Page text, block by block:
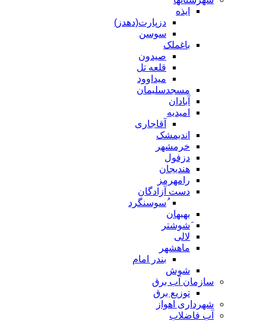
ایذه
دزپارت(دهدز)
سوسن
باغملک
صیدون
قلعه تل
میداوود
مسجدسلیمان
آبادان
امیدیه
آقاجاری
اندیمشک
خرمشهر
دزفول
هندیجان
رامهرمز
دست آزادگان
ُسوسنگرد
بهبهان
َشوشتر
لالی
ماهشهر
بندر امام
شوش
سازمان آب برق
توزیع برق
شهرداری اهواز
آب فاضلاب